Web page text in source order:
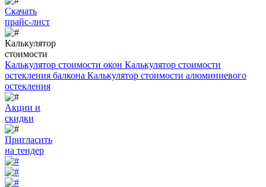
Скачать
прайс-лист
Калькулятор
стоимости
Калькулятор стоимости окон Калькулятор стоимости
остекления балкона Калькулятор стоимости алюминиевого
остекления
Акции и
скидки
Пригласить
на тендер